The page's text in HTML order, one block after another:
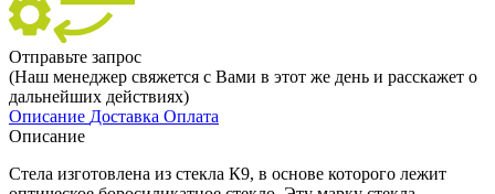
Отправьте запрос
(Наш менеджер свяжется с Вами в этот же день и расскажет о
дальнейших действиях)
Описание Доставка Оплата
Описание
Стела изготовлена из стекла К9, в основе которого лежит